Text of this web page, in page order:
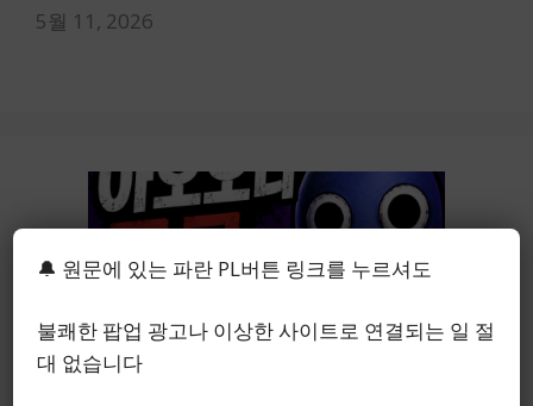
5월 11, 2026
🔔 원문에 있는 파란 PL버튼 링크를 누르셔도
불쾌한 팝업 광고나 이상한 사이트로 연결되는 일 절
대 없습니다